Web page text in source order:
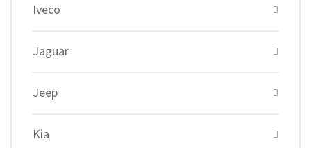
Iveco
Jaguar
Jeep
Kia